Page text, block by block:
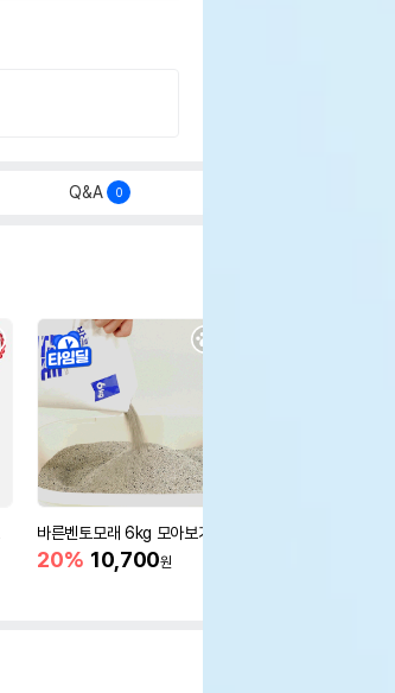
Q&A 0
바른벤토모래 6kg 모아보기
20% 10,700원